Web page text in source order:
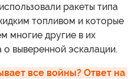
ракеты типа
топливом и которые
многие другие в их
о выверенной эскалации.
все войны? Ответ на